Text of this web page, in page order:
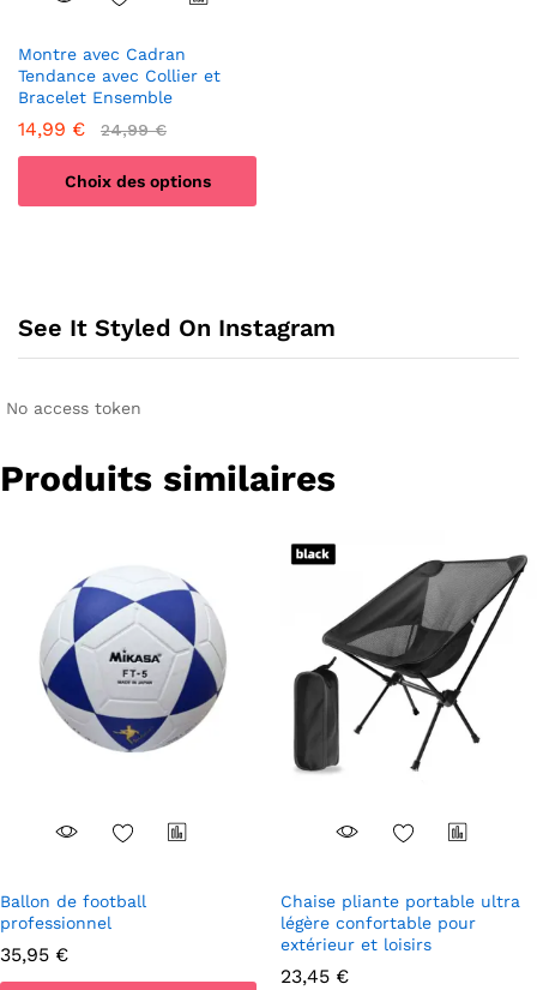
choisies
sur
la
produit
Montre avec Cadran
Tendance avec Collier et
Bracelet Ensemble
14,99 € 24,99€
Choix des options
variations.
peuvent
sur
produit
See It Styled On Instagram
No access token
Produits similaires
Ballon de football
professionnel
35,95 €
Chaise pliante portable ultra
légère confortable pour
extérieur et loisirs
23,45 €